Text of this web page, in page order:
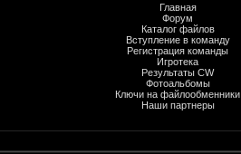
Главная
Форум
Каталог файлов
Вступление в команду
Регистрация команды
Игротека
Результаты CW
Фотоальбомы
Ключи на файлообменники
Наши партнеры